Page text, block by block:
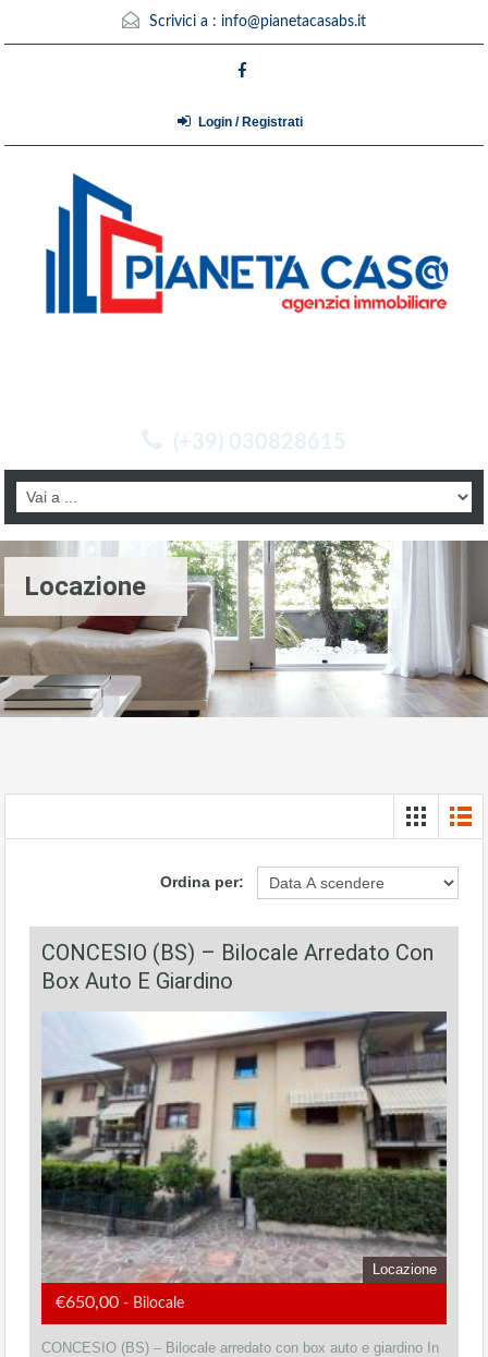
Scrivici a : info@pianetacasabs.it
Login / Registrati
(+39) 030828615
Locazione
Ordina per:
CONCESIO (BS) – Bilocale Arredato Con
Box Auto E Giardino
Locazione
€650,00 - Bilocale
CONCESIO (BS) – Bilocale arredato con box auto e giardino In